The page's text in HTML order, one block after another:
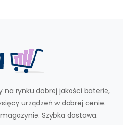
na rynku dobrej jakości baterie,
urządzeń w dobrej cenie.
Szybka dostawa.